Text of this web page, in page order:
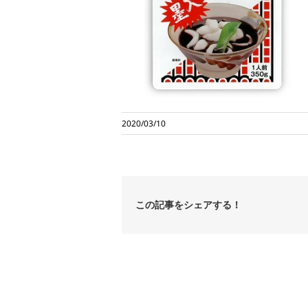
2020/03/10
この記事をシェアする！